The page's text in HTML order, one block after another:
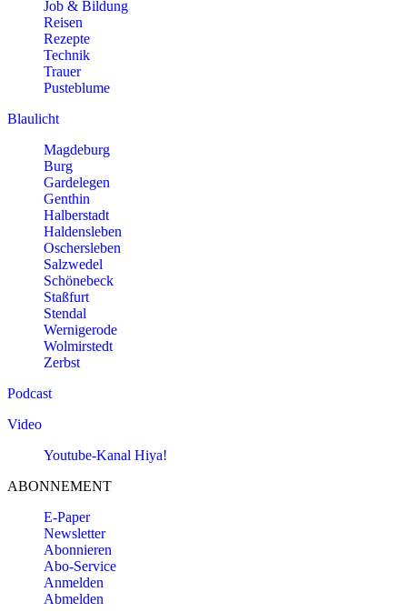
Job & Bildung
Reisen
Rezepte
Technik
Trauer
Pusteblume
Blaulicht
Magdeburg
Burg
Gardelegen
Genthin
Halberstadt
Haldensleben
Oschersleben
Salzwedel
Schönebeck
Staßfurt
Stendal
Wernigerode
Wolmirstedt
Zerbst
Podcast
Video
Youtube-Kanal Hiya!
ABONNEMENT
E-Paper
Newsletter
Abonnieren
Abo-Service
Anmelden
Abmelden